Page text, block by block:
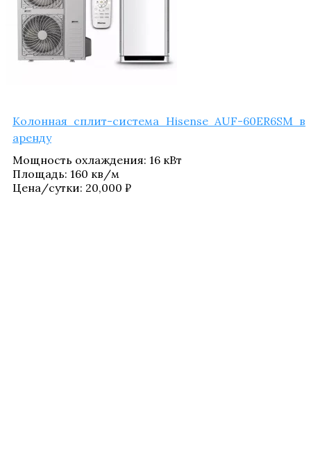
Колон­ная сплит-систе­ма Hisense AUF-60ER6SM в
аренду
Мощ­ность охла­жде­ния: 16 кВт
Пло­щадь: 160 кв/​м
Цена/​сутки: 20,000 ₽